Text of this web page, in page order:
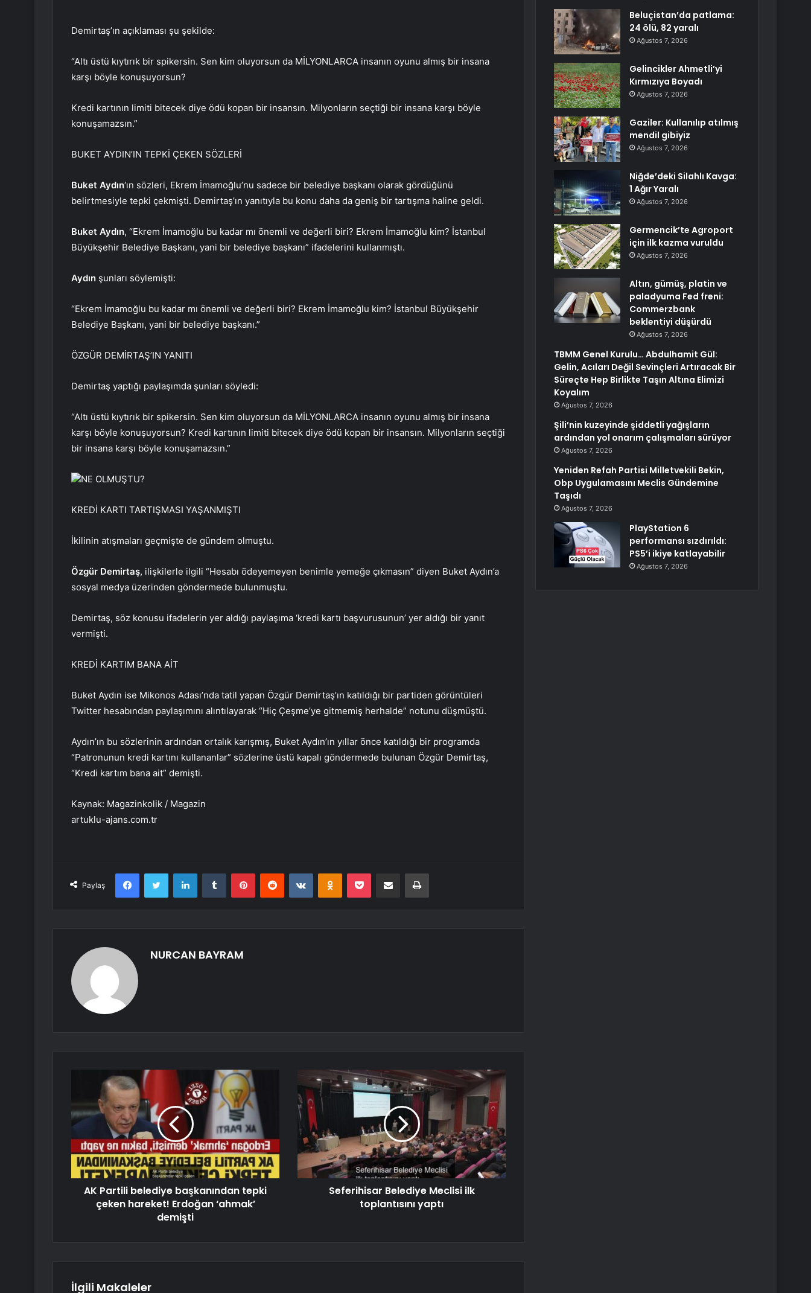
Demirtaş’ın açıklaması şu şekilde:
“Altı üstü kıytırık bir spikersin. Sen kim oluyorsun da MİLYONLARCA insanın oyunu almış bir insana
karşı böyle konuşuyorsun?
Kredi kartının limiti bitecek diye ödü kopan bir insansın. Milyonların seçtiği bir insana karşı böyle
konuşamazsın.”
BUKET AYDIN’IN TEPKİ ÇEKEN SÖZLERİ
Buket Aydın‘ın sözleri, Ekrem İmamoğlu’nu sadece bir belediye başkanı olarak gördüğünü
belirtmesiyle tepki çekmişti. Demirtaş’ın yanıtıyla bu konu daha da geniş bir tartışma haline geldi.
Buket Aydın, “Ekrem İmamoğlu bu kadar mı önemli ve değerli biri? Ekrem İmamoğlu kim? İstanbul
Büyükşehir Belediye Başkanı, yani bir belediye başkanı” ifadelerini kullanmıştı.
Aydın şunları söylemişti:
“Ekrem İmamoğlu bu kadar mı önemli ve değerli biri? Ekrem İmamoğlu kim? İstanbul Büyükşehir
Belediye Başkanı, yani bir belediye başkanı.”
ÖZGÜR DEMİRTAŞ’IN YANITI
Demirtaş yaptığı paylaşımda şunları söyledi:
“Altı üstü kıytırık bir spikersin. Sen kim oluyorsun da MİLYONLARCA insanın oyunu almış bir insana
karşı böyle konuşuyorsun? Kredi kartının limiti bitecek diye ödü kopan bir insansın. Milyonların seçtiği
bir insana karşı böyle konuşamazsın.”
NE OLMUŞTU?
KREDİ KARTI TARTIŞMASI YAŞANMIŞTI
İkilinin atışmaları geçmişte de gündem olmuştu.
Özgür Demirtaş, ilişkilerle ilgili “Hesabı ödeyemeyen benimle yemeğe çıkmasın” diyen Buket Aydın’a
sosyal medya üzerinden göndermede bulunmuştu.
Demirtaş, söz konusu ifadelerin yer aldığı paylaşıma ‘kredi kartı başvurusunun’ yer aldığı bir yanıt
vermişti.
KREDİ KARTIM BANA AİT
Buket Aydın ise Mikonos Adası’nda tatil yapan Özgür Demirtaş’ın katıldığı bir partiden görüntüleri
Twitter hesabından paylaşımını alıntılayarak “Hiç Çeşme’ye gitmemiş herhalde” notunu düşmüştü.
Aydın’ın bu sözlerinin ardından ortalık karışmış, Buket Aydın’ın yıllar önce katıldığı bir programda
“Patronunun kredi kartını kullananlar” sözlerine üstü kapalı göndermede bulunan Özgür Demirtaş,
“Kredi kartım bana ait” demişti.
Kaynak: Magazinkolik / Magazin
artuklu-ajans.com.tr
Paylaş
FacebookTwitter LinkedInTumblr PinterestReddit VKontakteOdnoklassniki
Pocket E-Posta ile paylaş Yazdır
NURCAN BAYRAM
AK Partili belediye başkanından tepki
çeken hareket! Erdoğan ‘ahmak’
demişti
Seferihisar Belediye Meclisi ilk
toplantısını yaptı
İlgili Makaleler
Beluçistan’da patlama:
24 ölü, 82 yaralı
Ağustos 7, 2026
Gelincikler Ahmetli’yi
Kırmızıya Boyadı
Ağustos 7, 2026
Gaziler: Kullanılıp atılmış
mendil gibiyiz
Ağustos 7, 2026
Niğde’deki Silahlı Kavga:
1 Ağır Yaralı
Ağustos 7, 2026
Germencik’te Agroport
için ilk kazma vuruldu
Ağustos 7, 2026
Altın, gümüş, platin ve
paladyuma Fed freni:
Commerzbank
beklentiyi düşürdü
Ağustos 7, 2026
TBMM Genel Kurulu… Abdulhamit Gül:
Gelin, Acıları Değil Sevinçleri Artıracak Bir
Süreçte Hep Birlikte Taşın Altına Elimizi
Koyalım
Ağustos 7, 2026
Şili’nin kuzeyinde şiddetli yağışların
ardından yol onarım çalışmaları sürüyor
Ağustos 7, 2026
Yeniden Refah Partisi Milletvekili Bekin,
Obp Uygulamasını Meclis Gündemine
Taşıdı
Ağustos 7, 2026
PlayStation 6
performansı sızdırıldı:
PS5’i ikiye katlayabilir
Ağustos 7, 2026